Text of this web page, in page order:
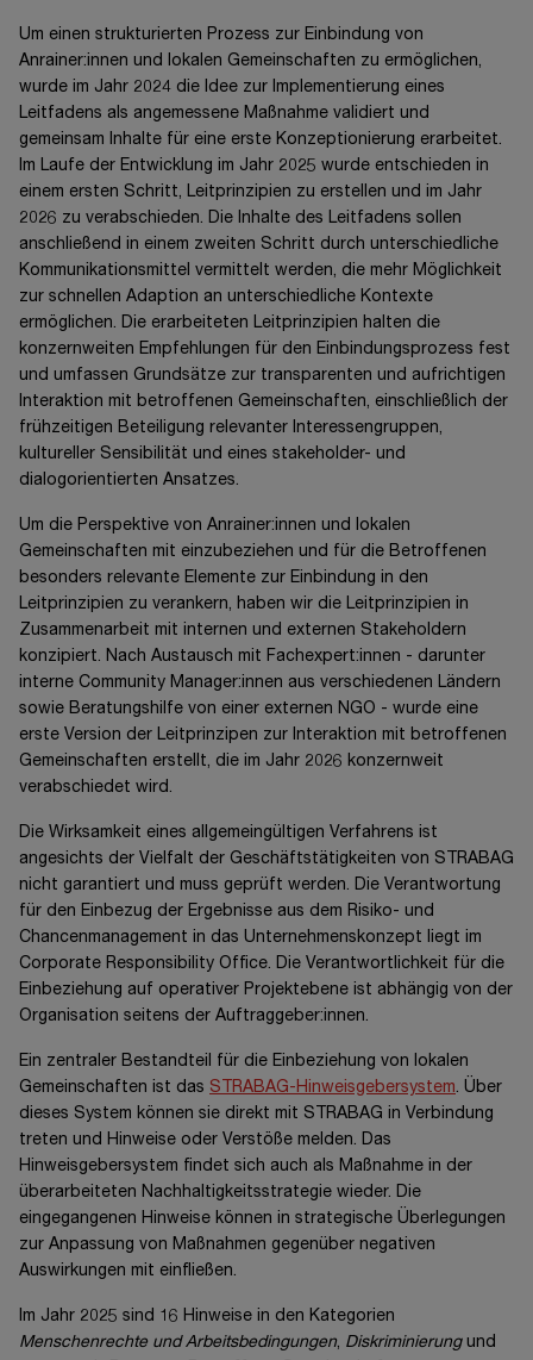
Um einen strukturierten Prozess zur Einbindung von
Anrainer:innen und lokalen Gemeinschaften zu ermöglichen,
wurde im Jahr 2024 die Idee zur Implementierung eines
Leitfadens als angemessene Maßnahme validiert und
gemeinsam Inhalte für eine erste Konzeptionierung erarbeitet.
Im Laufe der Entwicklung im Jahr 2025 wurde entschieden in
einem ersten Schritt, Leitprinzipien zu erstellen und im Jahr
2026 zu verabschieden. Die Inhalte des Leitfadens sollen
anschließend in einem zweiten Schritt durch unterschiedliche
Kommunikationsmittel vermittelt werden, die mehr Möglichkeit
zur schnellen Adaption an unterschiedliche Kontexte
ermöglichen. Die erarbeiteten Leitprinzipien halten die
konzernweiten Empfehlungen für den Einbindungsprozess fest
und umfassen Grundsätze zur transparenten und aufrichtigen
Interaktion mit betroffenen Gemeinschaften, einschließlich der
frühzeitigen Beteiligung relevanter Interessengruppen,
kultureller Sensibilität und eines stakeholder- und
dialogorientierten Ansatzes.
Um die Perspektive von Anrainer:innen und lokalen
Gemeinschaften mit einzubeziehen und für die Betroffenen
besonders relevante Elemente zur Einbindung in den
Leitprinzipien zu verankern, haben wir die Leitprinzipien in
Zusammenarbeit mit internen und externen Stakeholdern
konzipiert. Nach Austausch mit Fachexpert:innen - darunter
interne Community Manager:innen aus verschiedenen Ländern
sowie Beratungshilfe von einer externen NGO - wurde eine
erste Version der Leitprinzipen zur Interaktion mit betroffenen
Gemeinschaften erstellt, die im Jahr 2026 konzernweit
verabschiedet wird.
Die Wirksamkeit eines allgemeingültigen Verfahrens ist
angesichts der Vielfalt der Geschäftstätigkeiten von STRABAG
nicht garantiert und muss geprüft werden. Die Verantwortung
für den Einbezug der Ergebnisse aus dem Risiko- und
Chancenmanagement in das Unternehmenskonzept liegt im
Corporate Responsibility Office. Die Verantwortlichkeit für die
Einbeziehung auf operativer Projektebene ist abhängig von der
Organisation seitens der Auftraggeber:innen.
Ein zentraler Bestandteil für die Einbeziehung von lokalen
Gemeinschaften ist das STRABAG-Hinweisgebersystem. Über
dieses System können sie direkt mit STRABAG in Verbindung
treten und Hinweise oder Verstöße melden. Das
Hinweisgebersystem findet sich auch als Maßnahme in der
überarbeiteten Nachhaltigkeitsstrategie wieder. Die
eingegangenen Hinweise können in strategische Überlegungen
zur Anpassung von Maßnahmen gegenüber negativen
Auswirkungen mit einfließen.
Im Jahr 2025 sind 16 Hinweise in den Kategorien
Menschenrechte und Arbeitsbedingungen, Diskriminierung und